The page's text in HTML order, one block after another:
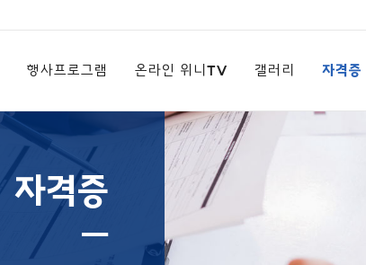
행사프로그램 온라인 위니TV 갤러리 자격증
자격증
ㅡ